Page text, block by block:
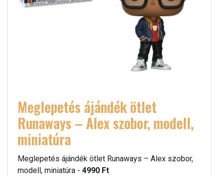
Meglepetés ájándék ötlet
Runaways – Alex szobor, modell,
miniatúra
Meglepetés ájándék ötlet Runaways – Alex szobor,
modell, miniatúra - 4990 Ft